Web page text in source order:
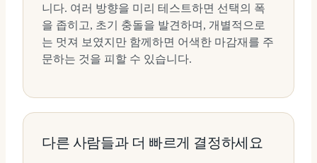
니다. 여러 방향을 미리 테스트하면 선택의 폭
을 좁히고, 초기 충돌을 발견하며, 개별적으로
는 멋져 보였지만 함께하면 어색한 마감재를 주
문하는 것을 피할 수 있습니다.
다른 사람들과 더 빠르게 결정하세요